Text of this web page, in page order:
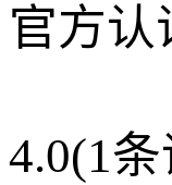
官方认
4.0(1